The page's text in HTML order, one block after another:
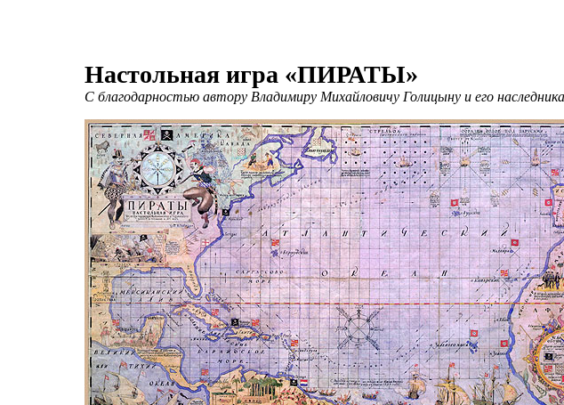
Настольная игра «ПИРАТЫ»
C благодарностью автору Владимиру Михайловичу Голицыну и его